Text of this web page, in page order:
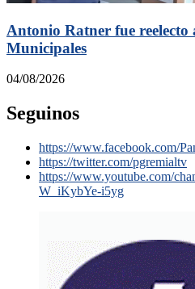
Antonio Ratner fue
Municipales
04/08/2026
Seguinos
https://www.facebook.com/
https://twitter.com/pgremialtv
https://www.youtube.com/
W_iKybYe-i5yg